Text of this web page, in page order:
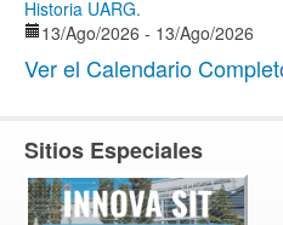
Historia UARG.
13/Ago/2026 - 13/Ago/2026
Ver el Calendario
Sitios Especiales